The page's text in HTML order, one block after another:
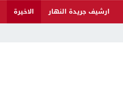
ارشيف جريدة النهار
الاخيرة
القصب… | د.عزيزجبر الساعدي